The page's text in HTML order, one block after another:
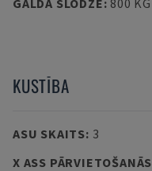
GALDA SLODZE: 800 KG
KUSTĪBA
ASU SKAITS: 3
X ASS PĀRVIETOŠANĀS